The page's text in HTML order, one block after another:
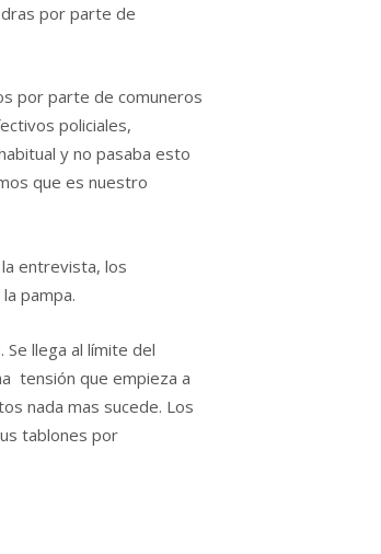
por parte de
por parte de comuneros
policiales,
y no pasaba esto
que es nuestro
entrevista, los
pampa.
llega al límite del
tensión que empieza a
nada mas sucede. Los
tablones por